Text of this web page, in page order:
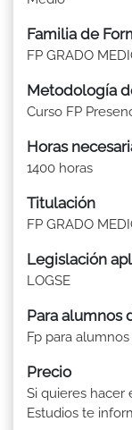
Familia de
FP GRADO
Metodología
Curso FP
Horas
1400 horas
Titulación
FP GRADO
Legislación
LOGSE
Para alumnos
Fp para
Precio
Si quieres hacer
Estudios te